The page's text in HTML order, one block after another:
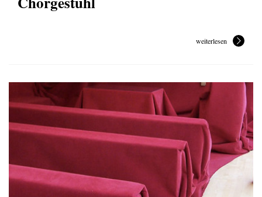
weiterlesen